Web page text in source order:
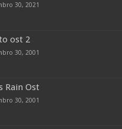
30, 2021
ost 2
30, 2001
Rain Ost
30, 2001